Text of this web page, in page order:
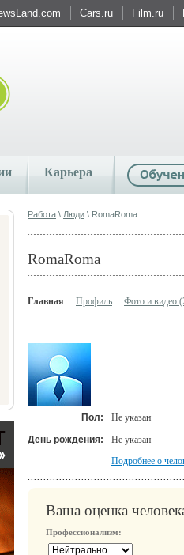
Cars.ru Film.ru
Карьера
Работа \ Люди \ RomaRoma
RomaRoma
Главная Профиль Фото и видео
Пол:
Не указан
День рождения:
Не указан
Подробнее о
Ваша оценка
Профессионализм: